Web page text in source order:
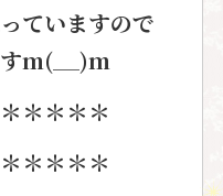
ていますので
すm(__)m
＊＊＊＊
＊＊＊＊